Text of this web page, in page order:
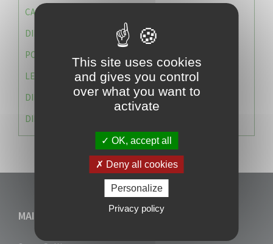
CAISSE DES ÉCOLES
DIRECTION DES SERVICES TECHNIQUES
POLICE MUNICIPALE
LE CABINET DU MAIRE
DIRECTION DES RESSOURCES ET MOYENS
DIRECTION DU DEVELLOPPEMENT URBAIN DURABL
MAIRIE DU VAUCLIN
This site uses cookies
and gives you control
over what you want to
activate
OK, accept all
Deny all cookies
Personalize
Privacy policy